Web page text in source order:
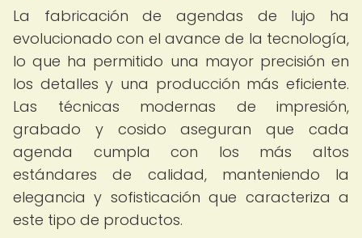
La fabricación de agendas de lujo ha
evolucionado con el avance de la tecnología,
lo que ha permitido una mayor precisión en
los detalles y una producción más eficiente.
Las técnicas modernas de impresión,
grabado y cosido aseguran que cada
agenda cumpla con los más altos
estándares de calidad, manteniendo la
elegancia y sofisticación que caracteriza a
este tipo de productos.